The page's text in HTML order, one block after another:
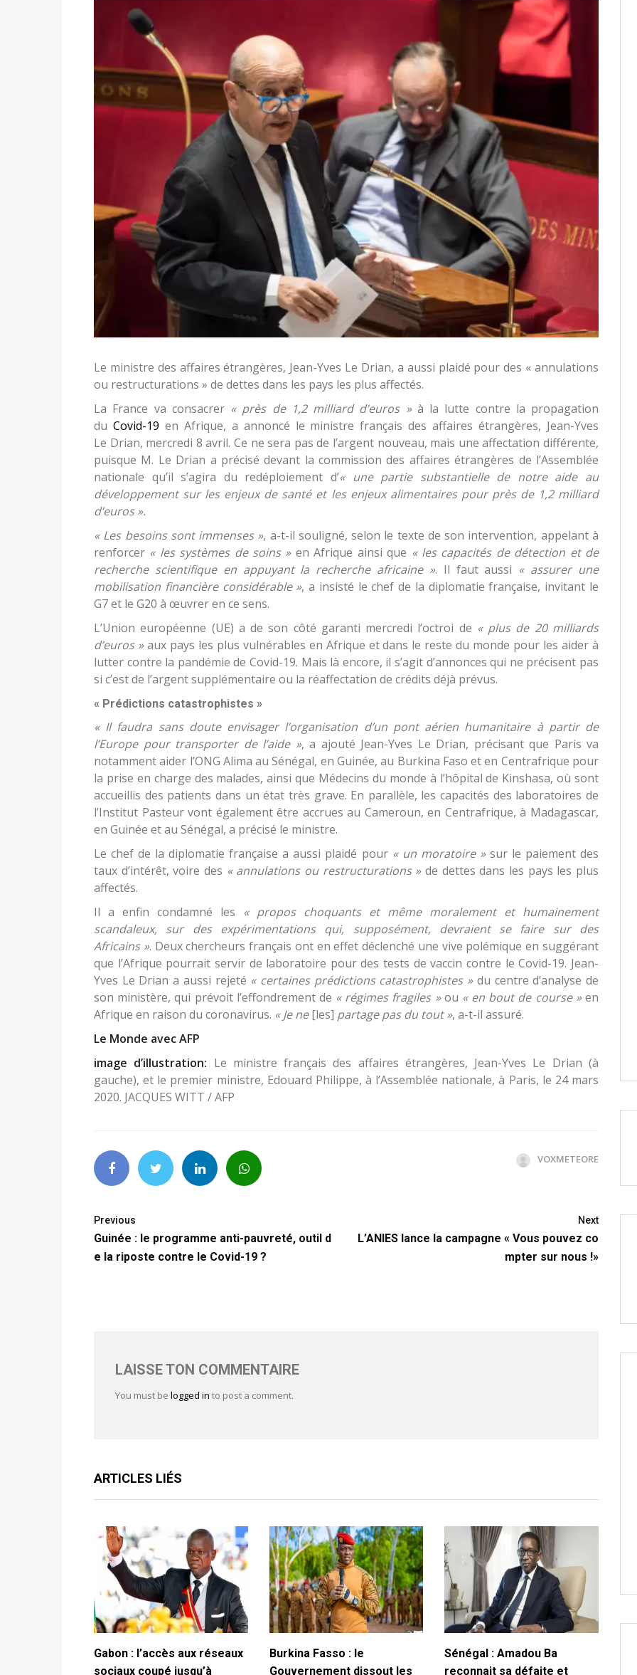
Le ministre des affaires étrangères, Jean-Yves Le Drian, a aussi plaidé pour des « annulations
ou restructurations » de dettes dans les pays les plus affectés.
La France va consacrer « près de 1,2 milliard d’euros »à la lutte contre la propagation
du Covid-19 en Afrique, a annoncé le ministre français des affaires étrangères, Jean-Yves
Le Drian, mercredi 8 avril. Ce ne sera pas de l’argent nouveau, mais une affectation différente,
puisque M. Le Drian a précisé devant la commission des affaires étrangères de l’Assemblée
nationale qu’il s’agira du redéploiement d’« une partie substantielle de notre aide au
développement sur les enjeux de santé et les enjeux alimentaires pour près de 1,2 milliard
d’euros ».
« Les besoins sont immenses », a-t-il souligné, selon le texte de son intervention, appelant à
renforcer « les systèmes de soins »en Afrique ainsi que « les capacités de détection et de
recherche scientifique en appuyant la recherche africaine ». Il faut aussi « assurer une
mobilisation financière considérable », a insisté le chef de la diplomatie française, invitant le
G7 et le G20 à œuvrer en ce sens.
L’Union européenne (UE) a de son côté garanti mercredi l’octroi de « plus de 20 milliards
d’euros »aux pays les plus vulnérables en Afrique et dans le reste du monde pour les aider à
lutter contre la pandémie de Covid-19. Mais là encore, il s’agit d’annonces qui ne précisent pas
si c’est de l’argent supplémentaire ou la réaffectation de crédits déjà prévus.
« Prédictions catastrophistes »
« Il faudra sans doute envisager l’organisation d’un pont aérien humanitaire à partir de
l’Europe pour transporter de l’aide », a ajouté Jean-Yves Le Drian, précisant que Paris va
notamment aider l’ONG Alima au Sénégal, en Guinée, au Burkina Faso et en Centrafrique pour
la prise en charge des malades, ainsi que Médecins du monde à l’hôpital de Kinshasa, où sont
accueillis des patients dans un état très grave. En parallèle, les capacités des laboratoires de
l’Institut Pasteur vont également être accrues au Cameroun, en Centrafrique, à Madagascar,
en Guinée et au Sénégal, a précisé le ministre.
Le chef de la diplomatie française a aussi plaidé pour « un moratoire »sur le paiement des
taux d’intérêt, voire des « annulations ou restructurations »de dettes dans les pays les plus
affectés.
Il a enfin condamné les « propos choquants et même moralement et humainement
scandaleux, sur des expérimentations qui, supposément, devraient se faire sur des
Africains ». Deux chercheurs français ont en effet déclenché une vive polémique en suggérant
que l’Afrique pourrait servir de laboratoire pour des tests de vaccin contre le Covid-19. Jean-
Yves Le Drian a aussi rejeté « certaines prédictions catastrophistes »du centre d’analyse de
son ministère, qui prévoit l’effondrement de « régimes fragiles »ou « en bout de course »en
Afrique en raison du coronavirus. « Je ne[les] partage pas du tout », a-t-il assuré.
Le Monde avec AFP
image d’illustration: Le ministre français des affaires étrangères, Jean-Yves Le Drian (à
gauche), et le premier ministre, Edouard Philippe, à l’Assemblée nationale, à Paris, le 24 mars
2020. JACQUES WITT / AFP
VOXMETEORE
Previous
Guinée : le programme anti-pauvreté, outil d
e la riposte contre le Covid-19 ?
Next
L’ANIES lance la campagne « Vous pouvez co
mpter sur nous !»
LAISSE TON COMMENTAIRE
You must be logged in to post a comment.
ARTICLES LIÉS
Gabon : l’accès aux réseaux
sociaux coupé jusqu’à
Burkina Fasso : le
Gouvernement dissout les
Sénégal : Amadou Ba
reconnait sa défaite et